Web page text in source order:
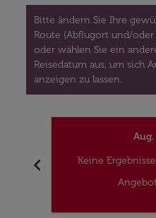
Bitte ändern Sie Ihre
Route (Abflugort und/oder
oder wählen Sie ein
Reisedatum aus, um sich
anzeigen zu lassen.
chevron_left
Keine